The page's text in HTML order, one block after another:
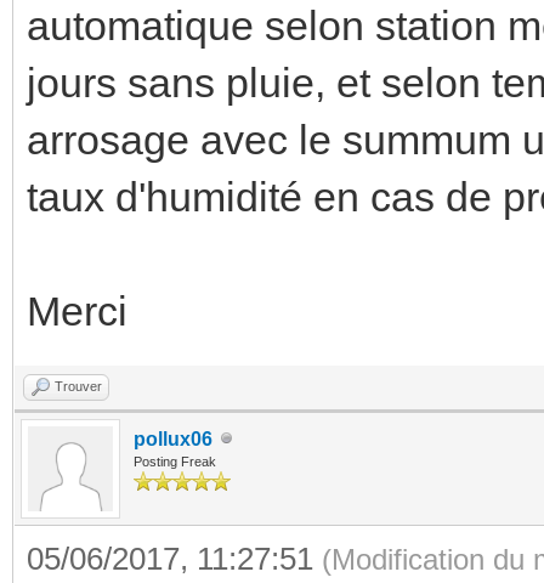
automatique selon station
jours sans pluie, et selon
arrosage avec le summum
taux d'humidité en cas de
Merci
Trouver
pollux06
Posting Freak
05/06/2017, 11:27:51 (Modification du